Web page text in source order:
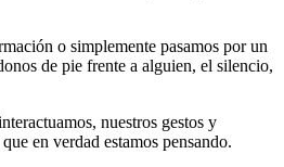
o simplemente pasamos por un
de pie frente a alguien, el silencio,
nuestros gestos y
en verdad estamos pensando.